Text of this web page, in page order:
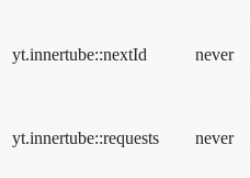
yt.innertube::nextId never
yt.innertube::requests never